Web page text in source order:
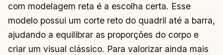
com modelagem reta é a escolha certa. Esse
modelo possui um corte reto do quadril até a barra,
ajudando a equilibrar as proporções do corpo e
criar um visual clássico. Para valorizar ainda mais